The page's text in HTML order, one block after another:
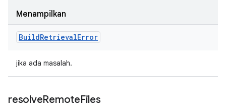
Menampilkan
BuildRetrievalError
jika ada masalah.
resolveRemoteFiles